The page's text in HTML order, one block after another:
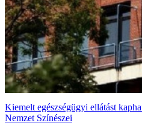
Kiemelt egészségügyi ellátást
Nemzet Színészei